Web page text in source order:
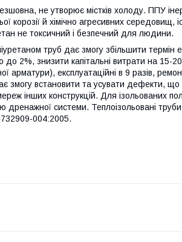
не утворює містків холоду. ППУ
корозії й хімічно агресивних середовищ,
не токсичний і безпечний для людини.
труб дає змогу збільшити термін
до 2%, знизити капітальні витрати на 15-
арматури), експлуатаційні в 9 разів,
змогу встановити та усувати дефекти, що
інших конструкцій. Для ізольованих
дренажної системи. Теплоізольовані
004:2005.